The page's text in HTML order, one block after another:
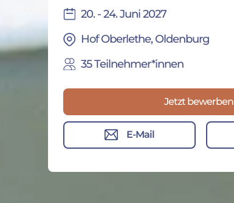
20. - 24. Juni 2027
Hof Oberlethe, Oldenburg
35 Teilnehmer*innen
Jetzt bewerben
E-Mail